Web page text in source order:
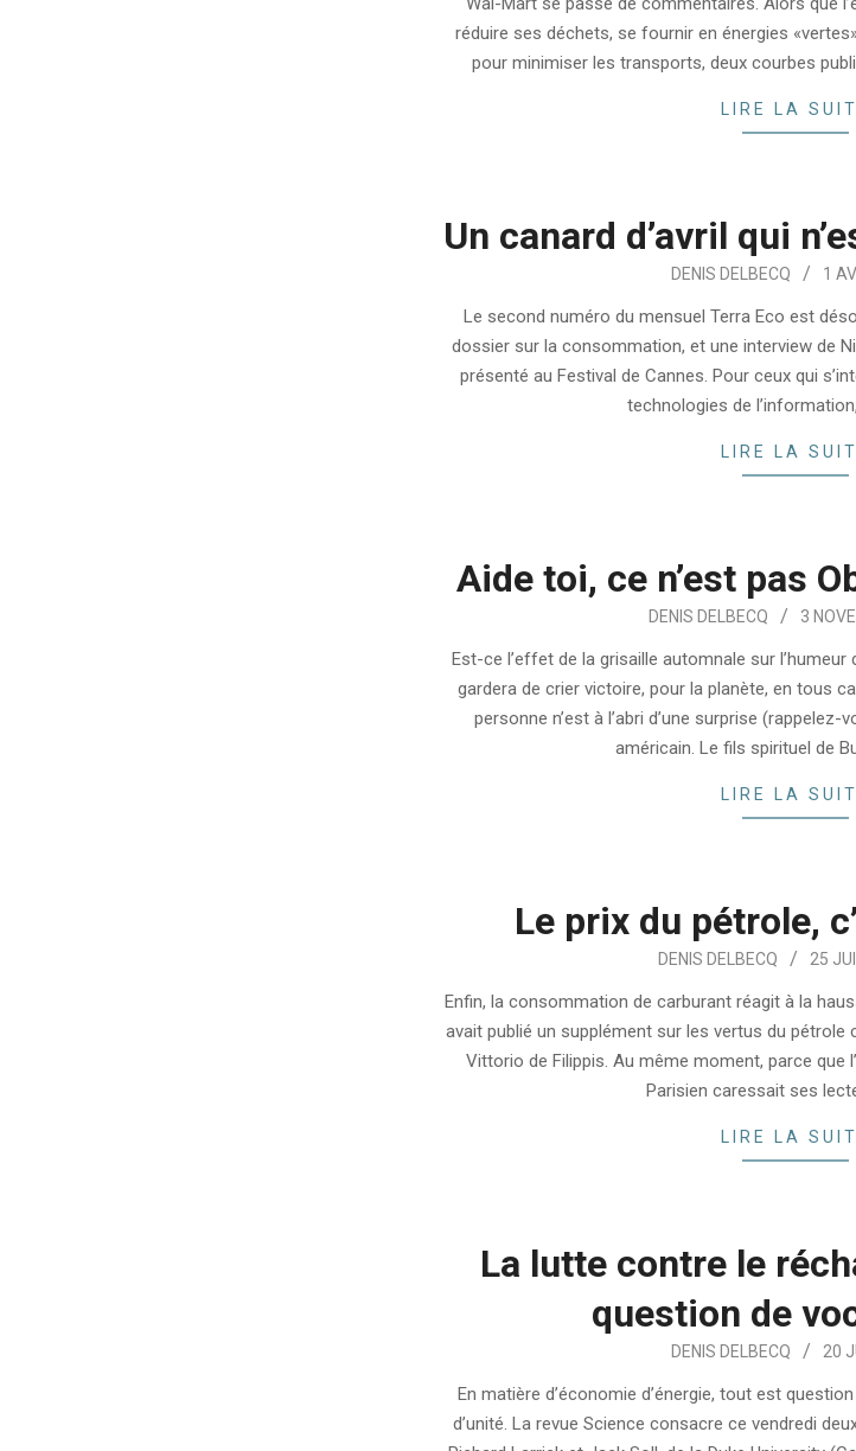
réduire ses déchets, se fournir en énergies
pour minimiser les transports, deux courbes
LIRE LA
Un canard d’avril qui
DENIS DELBECQ 1
Le second numéro du mensuel Terra Eco est
dossier sur la consommation, et une interview de
présenté au Festival de Cannes. Pour ceux qui
technologies de
LIRE LA
Aide toi, ce n’est pas
DENIS DELBECQ 3
Est-ce l’effet de la grisaille automnale sur
gardera de crier victoire, pour la planète, en tous
personne n’est à l’abri d’une surprise
américain. Le fils spirituel de
LIRE LA
Le prix du pétrole,
DENIS DELBECQ 25
Enfin, la consommation de carburant réagit à la
avait publié un supplément sur les vertus du pétrole
Vittorio de Filippis. Au même moment, parce que
Parisien caressait ses
LIRE LA
La lutte contre le
question de
DENIS DELBECQ 20
En matière d’économie d’énergie, tout est
d’unité. La revue Science consacre ce vendredi